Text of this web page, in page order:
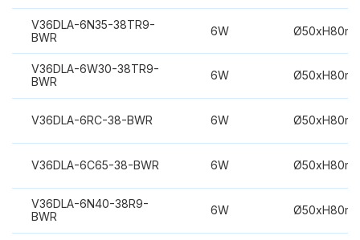
V36DLA-6N35-38TR9-
BWR
6W
V36DLA-6W30-38TR9-
BWR
6W
V36DLA-6RC-38-BWR 6W
V36DLA-6C65-38-BWR 6W
V36DLA-6N40-38R9-
BWR
6W